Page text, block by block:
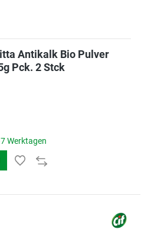
Antikalk Bio Pulver
2x25g Pck. 2 Stck
Werktagen